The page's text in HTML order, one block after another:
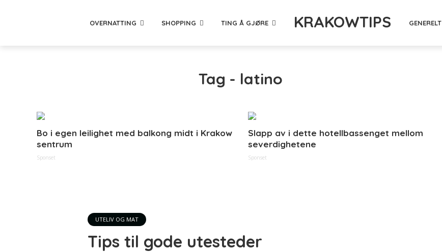
OVERNATTING SHOPPING TING Å GJØRE KRAKOWTIPS GENERELT
Tag - latino
Bo i egen leilighet med balkong midt i Krakow
sentrum
Sponset
Slapp av i dette hotellbassenget mellom
severdighetene
Sponset
UTELIV OG MAT
Tips til gode utesteder